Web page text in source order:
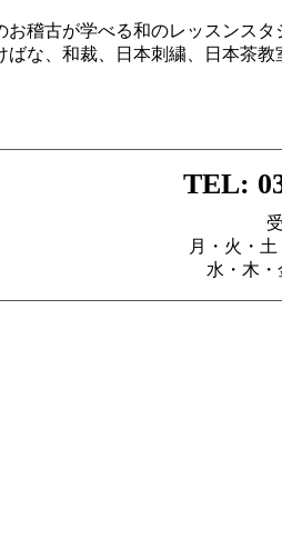
稽古が学べる和のレッスンス
な、和裁、日本刺繍、日本茶
TEL:
月・火・土
水・木・